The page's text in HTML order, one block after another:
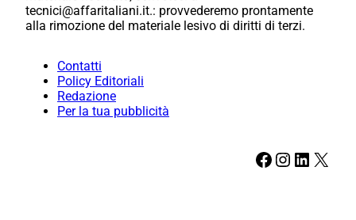
tecnici@affaritaliani.it.: provvederemo prontamente
alla rimozione del materiale lesivo di diritti di terzi.
Contatti
Policy Editoriali
Redazione
Per la tua pubblicità
Facebook Instagram LinkedIn X